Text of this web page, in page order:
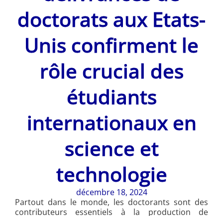
doctorats aux Etats-
Unis confirment le
rôle crucial des
étudiants
internationaux en
science et
technologie
décembre 18, 2024
Partout dans le monde, les doctorants sont des
contributeurs essentiels à la production de